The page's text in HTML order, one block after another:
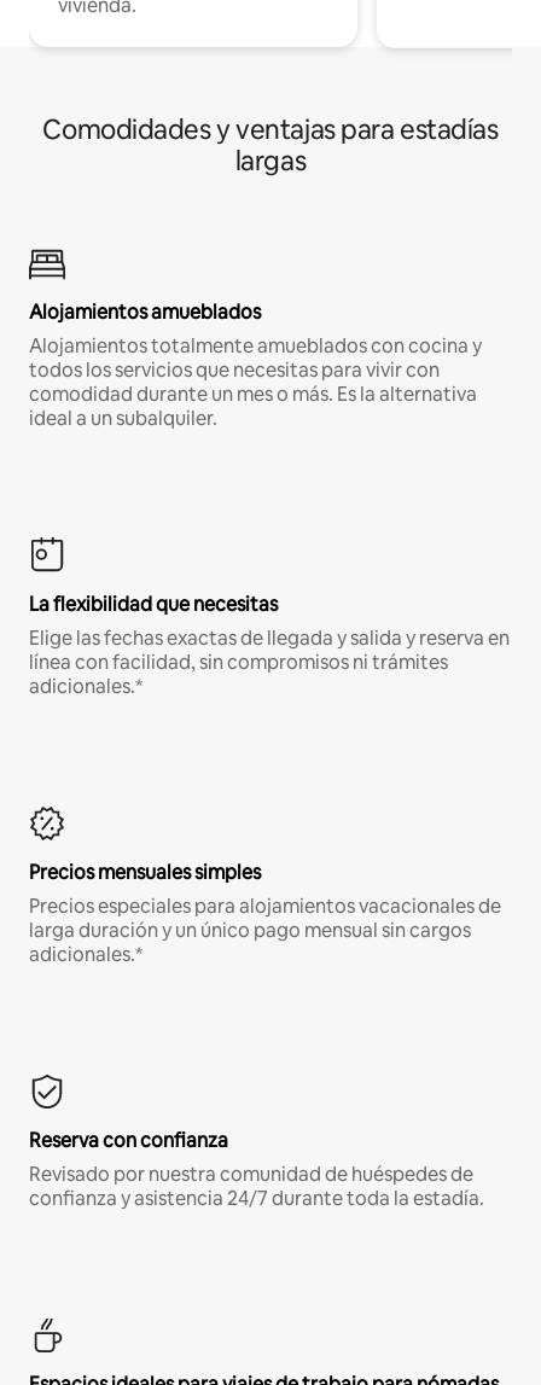
vivienda.
Comodidades y ventajas para estadías
largas
Alojamientos amueblados
Alojamientos totalmente amueblados con cocina y
todos los servicios que necesitas para vivir con
comodidad durante un mes o más. Es la alternativa
ideal a un subalquiler.
La flexibilidad que necesitas
Elige las fechas exactas de llegada y salida y reserva en
línea con facilidad, sin compromisos ni trámites
adicionales.*
Precios mensuales simples
Precios especiales para alojamientos vacacionales de
larga duración y un único pago mensual sin cargos
adicionales.*
Reserva con confianza
Revisado por nuestra comunidad de huéspedes de
confianza y asistencia 24/7 durante toda la estadía.